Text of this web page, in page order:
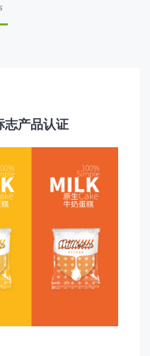
志产品认证